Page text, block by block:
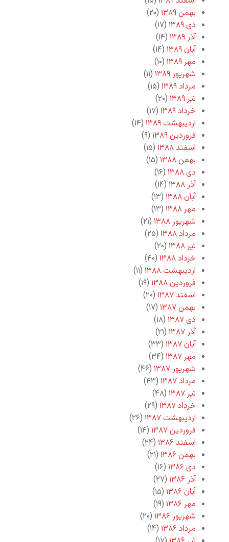
بهمن ۱۳۸۹
(۲۰)
دی ۱۳۸۹
(۱۷)
آذر ۱۳۸۹
(۱۴)
آبان ۱۳۸۹
(۱۴)
مهر ۱۳۸۹
(۱۰)
شهریور ۱۳۸۹
(۱۱)
مرداد ۱۳۸۹
(۱۵)
تیر ۱۳۸۹
(۲۰)
خرداد ۱۳۸۹
(۱۷)
اردیبهشت ۱۳۸۹
(۱۴)
فروردین ۱۳۸۹
(۹)
اسفند ۱۳۸۸
(۱۵)
بهمن ۱۳۸۸
(۱۵)
دی ۱۳۸۸
(۱۶)
آذر ۱۳۸۸
(۱۴)
آبان ۱۳۸۸
(۱۳)
مهر ۱۳۸۸
(۱۳)
شهریور ۱۳۸۸
(۲۱)
مرداد ۱۳۸۸
(۲۵)
تیر ۱۳۸۸
(۲۰)
خرداد ۱۳۸۸
(۴۰)
اردیبهشت ۱۳۸۸
(۱۱)
فروردین ۱۳۸۸
(۱۹)
اسفند ۱۳۸۷
(۲۰)
بهمن ۱۳۸۷
(۱۷)
دی ۱۳۸۷
(۱۸)
آذر ۱۳۸۷
(۲۱)
آبان ۱۳۸۷
(۳۳)
مهر ۱۳۸۷
(۳۴)
شهریور ۱۳۸۷
(۴۶)
مرداد ۱۳۸۷
(۴۳)
تیر ۱۳۸۷
(۴۸)
خرداد ۱۳۸۷
(۲۹)
اردیبهشت ۱۳۸۷
(۲۶)
فروردین ۱۳۸۷
(۱۴)
اسفند ۱۳۸۶
(۲۴)
بهمن ۱۳۸۶
(۲۱)
دی ۱۳۸۶
(۱۶)
آذر ۱۳۸۶
(۲۷)
آبان ۱۳۸۶
(۱۵)
مهر ۱۳۸۶
(۱۹)
شهریور ۱۳۸۶
(۲۰)
مرداد ۱۳۸۶
(۱۴)